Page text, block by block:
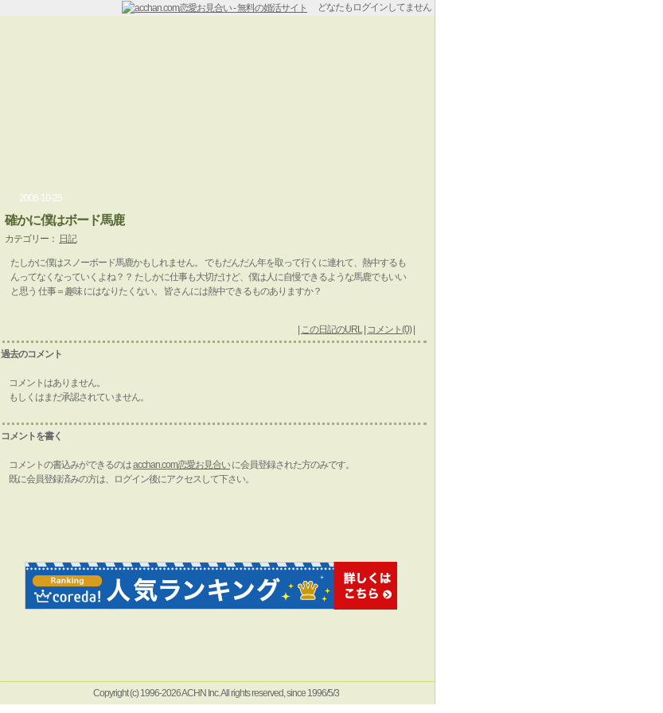
どなたもログインしてません
2006-10-25
確かに僕はボード馬鹿
カテゴリー： 日記
たしかに僕はスノーボード馬鹿かもしれません。 でもだんだん年を取って行くに連れて、熱中するも
んってなくなっていくよね？？ たしかに仕事も大切だけど、僕は人に自慢できるような馬鹿でもいい
と思う 仕事＝趣味 にはなりたくない。 皆さんには熱中できるものありますか？
この日記のURL| コメント(0)|
過去のコメント
コメントはありません。
もしくはまだ承認されていません。
コメントを書く
コメントの書込みができるのはacchan.com恋愛お見合いに会員登録された方のみです。
既に会員登録済みの方は、ログイン後にアクセスして下さい。
Copyright (c) 1996-2026 ACHN Inc. All rights reserved, since 1996/5/3